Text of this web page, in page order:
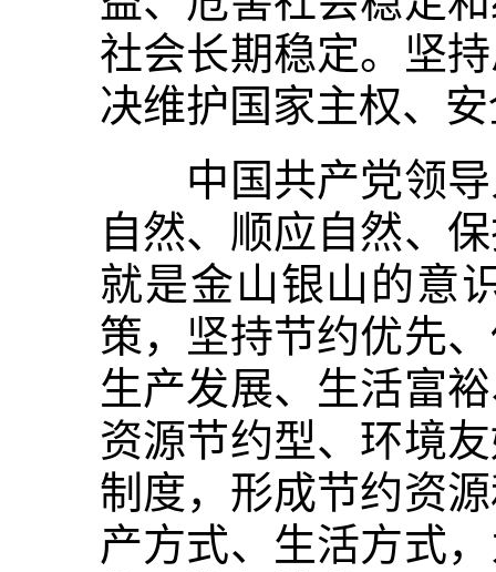
社会长期稳定。坚
决维护国家主权、
中国共产党领导
自然、顺应自然、
就是金山银山的意
策，坚持节约优先
生产发展、生活富
资源节约型、环境
制度，形成节约资
产方式、生活方式